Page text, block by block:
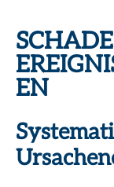
EN